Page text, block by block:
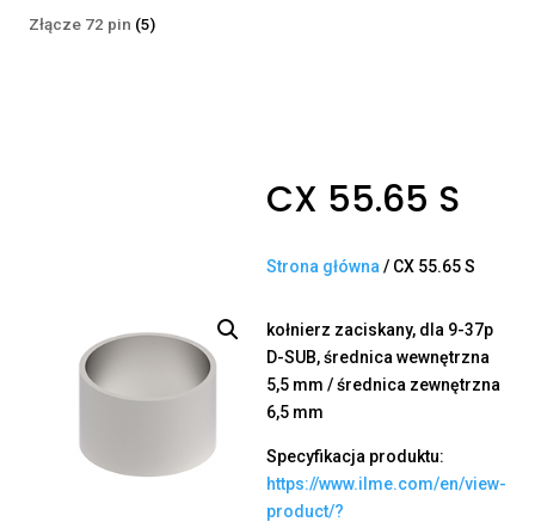
produkt
Złącze 72 pin 55
CX 55.65 S
Strona główna / CX 55.65 S
kołnierz zaciskany, dla 9-37p
D-SUB, średnica wewnętrzna
5,5 mm / średnica zewnętrzna
6,5 mm
Specyfikacja produktu:
https://www.ilme.com/en/view-
product/?